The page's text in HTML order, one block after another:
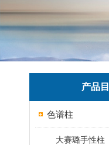
产品
色谱柱
大赛璐手性柱